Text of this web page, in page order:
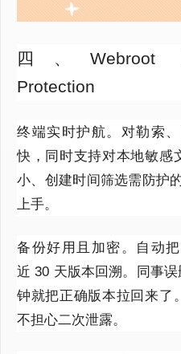
四、Webroot
Protection
终端实时护航。对勒索
快，同时支持对本地敏感
小、创建时间筛选需防护
上手。
备份好用且加密。自动
近 30 天版本回溯。同事
钟就把正确版本拉回来了
不担心二次泄露。